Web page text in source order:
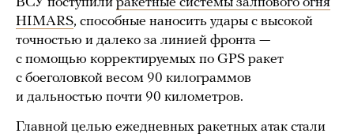
HIMARS, способные наносить удары с высокой
точностью и далеко за линией фронта —
с помощью корректируемых по GPS ракет
с боеголовкой весом 90 килограммов
и дальностью почти 90 километров.
Главной целью ежедневных ракетных атак стали